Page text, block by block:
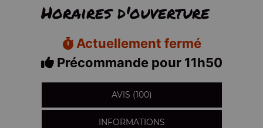
Horaires d'ouverture
Actuellement fermé
Précommande pour 11h50
AVIS (100)
INFORMATIONS